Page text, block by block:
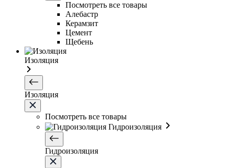
Посмотреть все товары
Алебастр
Керамзит
Цемент
Щебень
Изоляция
Изоляция
Посмотреть все товары
Гидроизоляция
Гидроизоляция